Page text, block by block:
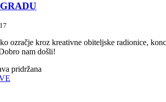
ozračje kroz kreativne obiteljske radionice,
nam došli!
pridržana